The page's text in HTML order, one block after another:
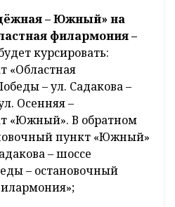
– Южный» на
филармония –
курсировать:
«Областная
– ул. Садакова –
Осенняя –
«Южный». В обратном
пункт «Южный»
– шоссе
– остановочный